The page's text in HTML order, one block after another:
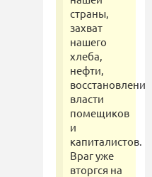
страны,
захват
нашего
хлеба,
нефти,
восстановление
власти
помещиков
и
капиталистов.
Враг уже
вторгся на